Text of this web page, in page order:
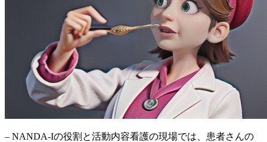
– NANDA-Iの役割と活動内容看護の現場では、患者さんの